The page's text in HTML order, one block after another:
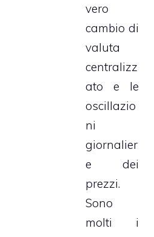
vero
cambio di
valuta
centralizz
ato e le
oscillazio
ni
giornalier
e dei
prezzi.
Sono
molti i